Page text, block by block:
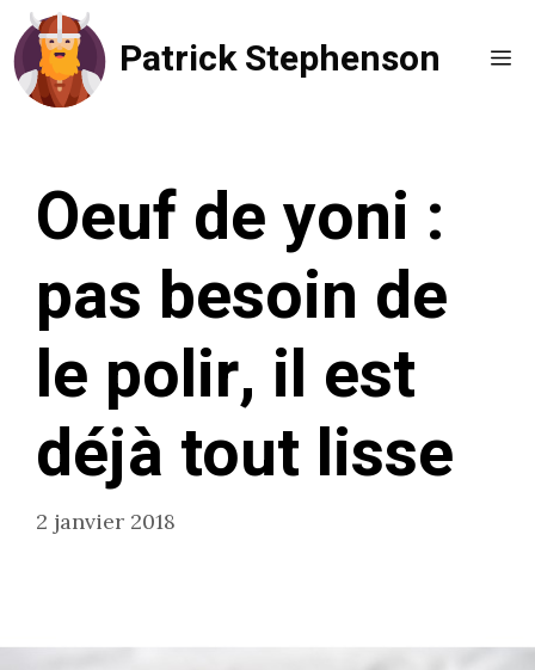
Aller
au
contenu
Patrick Stephenson
Oeuf de yoni :
pas besoin de
le polir, il est
déjà tout lisse
2 janvier 2018